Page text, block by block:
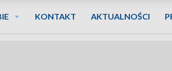
KONTAKT AKTUALNOŚCI